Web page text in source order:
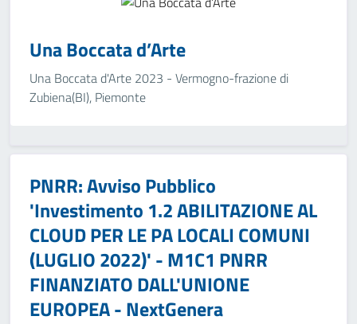
Una Boccata d’Arte
Una Boccata d'Arte 2023 - Vermogno-frazione di
Zubiena(BI), Piemonte
PNRR: Avviso Pubblico
'Investimento 1.2 ABILITAZIONE AL
CLOUD PER LE PA LOCALI COMUNI
(LUGLIO 2022)' - M1C1 PNRR
FINANZIATO DALL'UNIONE
EUROPEA - NextGenera